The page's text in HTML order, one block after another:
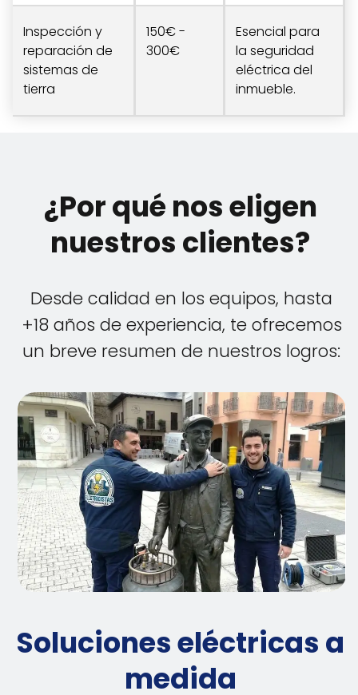
Inspección y
reparación de
sistemas de
tierra
150€ -
300€
Esencial para
la seguridad
eléctrica del
inmueble.
¿Por qué nos eligen
nuestros clientes?
Desde calidad en los equipos, hasta
+18 años de experiencia, te ofrecemos
un breve resumen de nuestros logros:
Soluciones eléctricas a
medida